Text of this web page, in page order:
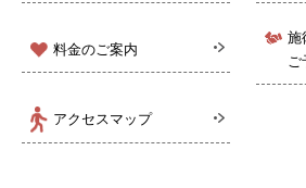
料金のご案内
施
アクセスマップ